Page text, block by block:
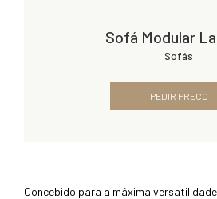
Sofá Modular
Sofás
PEDIR PREÇO
Concebido para a máxima